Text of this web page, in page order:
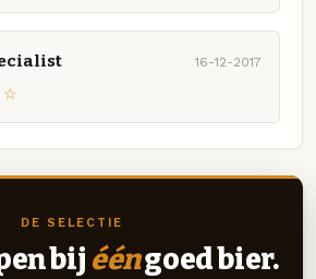
16-12-2017
DE SELECTIE
bij ééngoed bier.